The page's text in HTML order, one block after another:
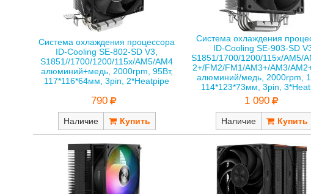
Система охлаждения процессора
ID-Cooling SE-802-SD V3,
S1851//1700/1200/115x/AM5/AM4
алюминий+медь, 2000rpm, 95Вт,
117*116*64мм, 3pin, 2*Heatpipe
790
Наличие
Система охлаждения
ID-Cooling SE-903-SD
S1851/1700/1200/115x/AM5/
2+/FM2/FM1/AM3+/AM3/
алюминий/медь, 2000rpm,
114*123*73мм, 3pin,
1 090
Наличие